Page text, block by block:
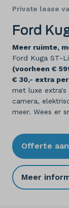
Private lease
Ford
Meer ruimte,
Ford Kuga ST-
(voorheen €
€ 30,- extra
met luxe extra's
camera,
meer. Wees er
Offerte
Meer